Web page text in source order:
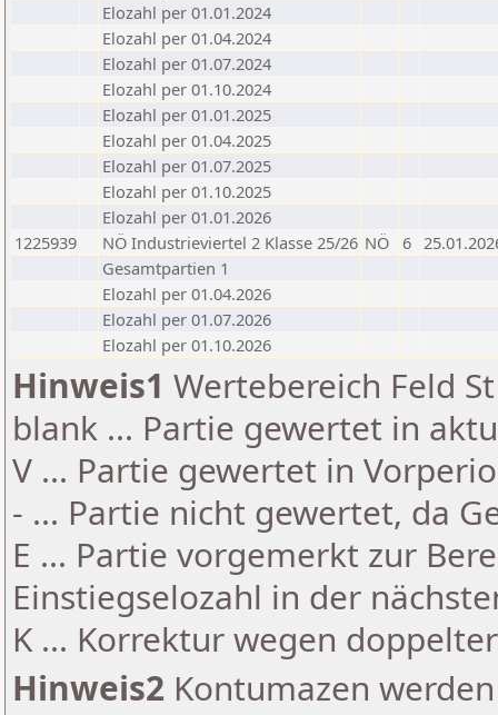
Elozahl per 01.01.2024
Elozahl per 01.04.2024
Elozahl per 01.07.2024
Elozahl per 01.10.2024
Elozahl per 01.01.2025
Elozahl per 01.04.2025
Elozahl per 01.07.2025
Elozahl per 01.10.2025
Elozahl per 01.01.2026
1225939
NÖ Industrieviertel 2 Klasse 25/26 NÖ 6
Gesamtpartien 1
Elozahl per 01.04.2026
Elozahl per 01.07.2026
Elozahl per 01.10.2026
Hinweis1 Wertebereich Feld
blank ... Partie gewertet in
V ... Partie gewertet in
- ... Partie nicht gewertet, da
E ... Partie vorgemerkt zur
Einstiegselozahl in der
K ... Korrektur wegen
Hinweis2 Kontumazen